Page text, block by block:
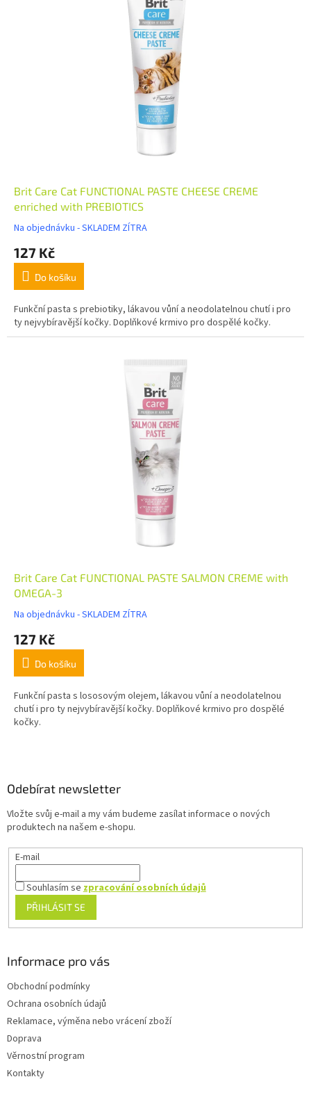
Brit Care Cat FUNCTIONAL PASTE CHEESE CREME
enriched with PREBIOTICS
Na objednávku - SKLADEM ZÍTRA
127 Kč
Do košíku
Funkční pasta s prebiotiky, lákavou vůní a neodolatelnou chutí i pro
ty nejvybíravější kočky. Doplňkové krmivo pro dospělé kočky.
Brit Care Cat FUNCTIONAL PASTE SALMON CREME with
OMEGA-3
Na objednávku - SKLADEM ZÍTRA
127 Kč
Do košíku
Funkční pasta s lososovým olejem, lákavou vůní a neodolatelnou
chutí i pro ty nejvybíravější kočky. Doplňkové krmivo pro dospělé
kočky.
Odebírat newsletter
Vložte svůj e-mail a my vám budeme zasílat informace o nových
produktech na našem e-shopu.
E-mail
Souhlasím sezpracování osobních údajů
PŘIHLÁSIT SE
Informace pro vás
Obchodní podmínky
Ochrana osobních údajů
Reklamace, výměna nebo vrácení zboží
Doprava
Věrnostní program
Kontakty